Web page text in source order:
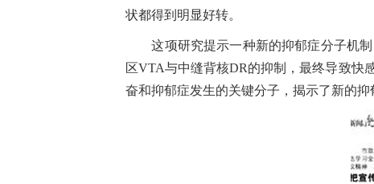
状都得到明显好转。
这项研究提示一种新的抑郁症分子机制
区VTA与中缝背核DR的抑制，最终导致快
奋和抑郁症发生的关键分子，揭示了新的